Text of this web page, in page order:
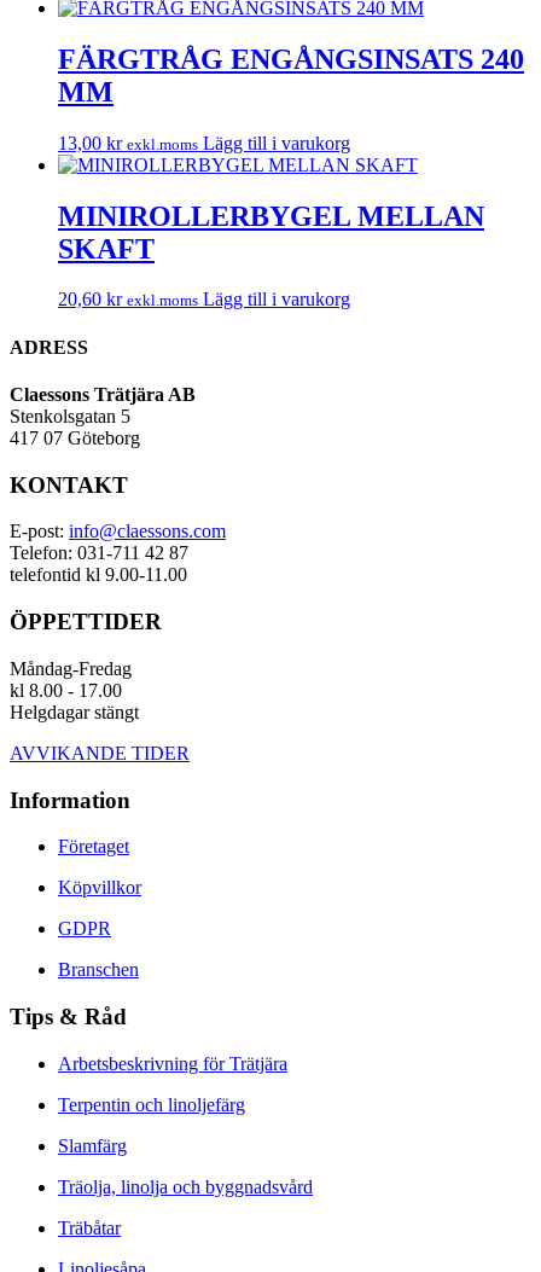
FÄRGTRÅG ENGÅNGSINSATS 240
MM
13,00 kr exkl.moms Lägg till i varukorg
MINIROLLERBYGEL MELLAN
SKAFT
20,60 kr exkl.moms Lägg till i varukorg
ADRESS
Claessons Trätjära AB
Stenkolsgatan 5
417 07 Göteborg
KONTAKT
E-post: info@claessons.com
Telefon: 031-711 42 87
telefontid kl 9.00-11.00
ÖPPETTIDER
Måndag-Fredag
kl 8.00 - 17.00
Helgdagar stängt
AVVIKANDE TIDER
Information
Företaget
Köpvillkor
GDPR
Branschen
Tips & Råd
Arbetsbeskrivning för Trätjära
Terpentin och linoljefärg
Slamfärg
Träolja, linolja och byggnadsvård
Träbåtar